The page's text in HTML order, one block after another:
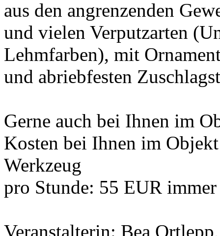
aus den angrenzenden
und vielen Verputzarten
Lehmfarben), mit
und abriebfesten
Gerne auch bei Ihnen im
Kosten bei Ihnen im
Werkzeug
pro Stunde: 55 EUR
Veranstalterin: Bea Ortlepp,